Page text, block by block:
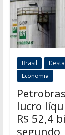
Brasil
Economia
lucro
R$ 52,4
segundo